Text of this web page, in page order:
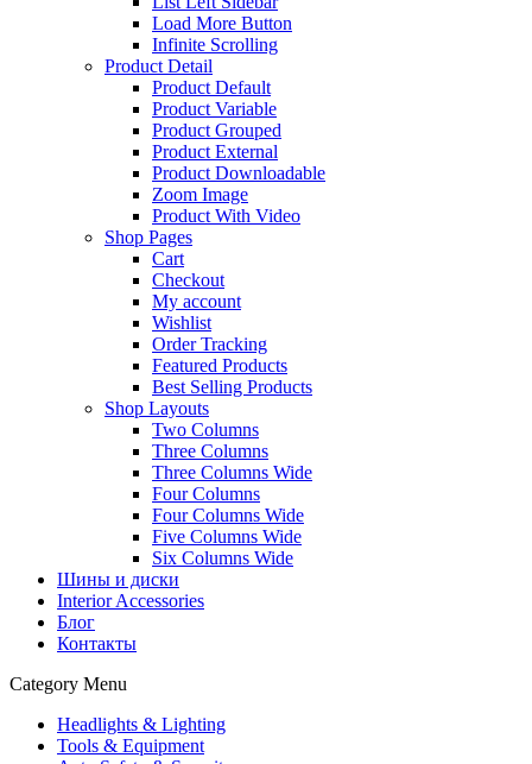
Load More Button
Infinite Scrolling
Product Detail
Product Default
Product Variable
Product Grouped
Product External
Product Downloadable
Zoom Image
Product With Video
Shop Pages
Cart
Checkout
My account
Wishlist
Order Tracking
Featured Products
Best Selling Products
Shop Layouts
Two Columns
Three Columns
Three Columns Wide
Four Columns
Four Columns Wide
Five Columns Wide
Six Columns Wide
Шины и диски
Interior Accessories
Блог
Контакты
Category Menu
Headlights & Lighting
Tools & Equipment